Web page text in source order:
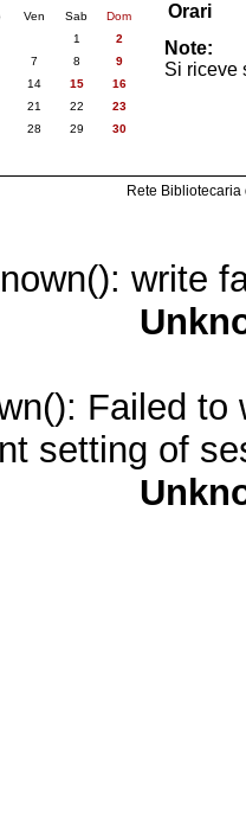
Orari
Note:
Si riceve
Ven Sab
Dom
1
2
7 8
9
14 15
16
21 22
23
28 29
30
Rete
write
Failed
setting of